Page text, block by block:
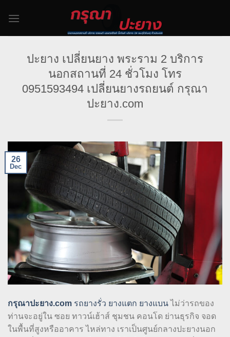
ปะยาง เปลี่ยนยาง พระราม 2 บริการ
นอกสถานที่ 24 ชั่วโมง โทร
0951593494 เปลี่ยนยางรถยนต์ กรุณา
ปะยาง.com
26
Dec
กรุณาปะยาง.com รถยางรั่ว ยางแตก ยางแบนไม่ว่ารถของ
ท่านจะอยู่ใน ซอย ทาวน์เฮ้าส์ ชุมชน คอนโด ย่านธุรกิจ จอด
ในพื้นที่สูงหรืออาคาร ไหล่ทาง เราเป็นศูนย์กลางปะยางนอก